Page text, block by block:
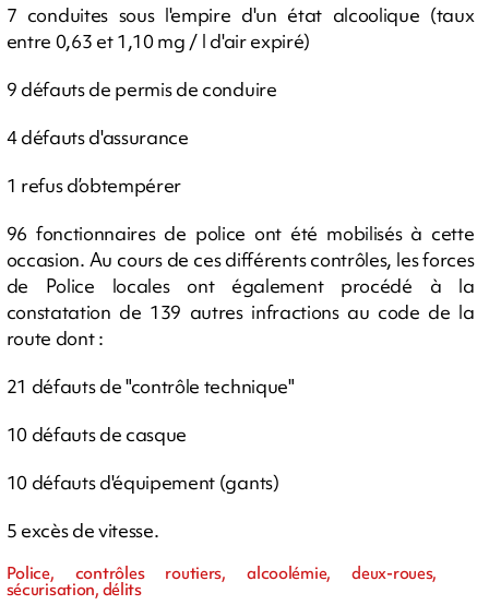
7 conduites sous l'empire d'un état alcoolique (taux
entre 0,63 et 1,10 mg / l d'air expiré)
9 défauts de permis de conduire
4 défauts d'assurance
1 refus d’obtempérer
96 fonctionnaires de police ont été mobilisés à cette
occasion. Au cours de ces différents contrôles, les forces
de Police locales ont également procédé à la
constatation de 139 autres infractions au code de la
route dont :
21 défauts de "contrôle technique"
10 défauts de casque
10 défauts d'équipement (gants)
5 excès de vitesse.
Police, contrôles routiers, alcoolémie, deux-roues,
sécurisation, délits